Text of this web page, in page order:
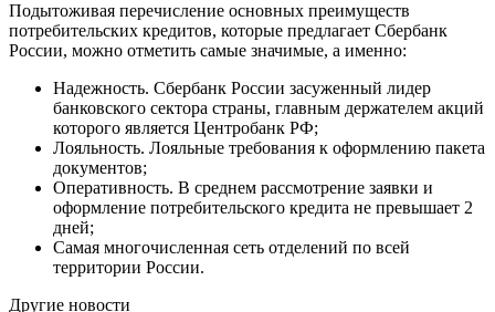
Подытоживая перечисление основных преимуществ
потребительских кредитов, которые предлагает Сбербанк
России, можно отметить самые значимые, а именно:
Надежность. Сбербанк России засуженный лидер
банковского сектора страны, главным держателем акций
которого является Центробанк РФ;
Лояльность. Лояльные требования к оформлению пакета
документов;
Оперативность. В среднем рассмотрение заявки и
оформление потребительского кредита не превышает 2
дней;
Самая многочисленная сеть отделений по всей
территории России.
Другие новости